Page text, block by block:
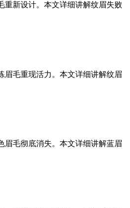
重新设计。本文详细讲解纹眉失败
眉毛重现活力。本文详细讲解纹眉
眉毛彻底消失。本文详细讲解蓝眉